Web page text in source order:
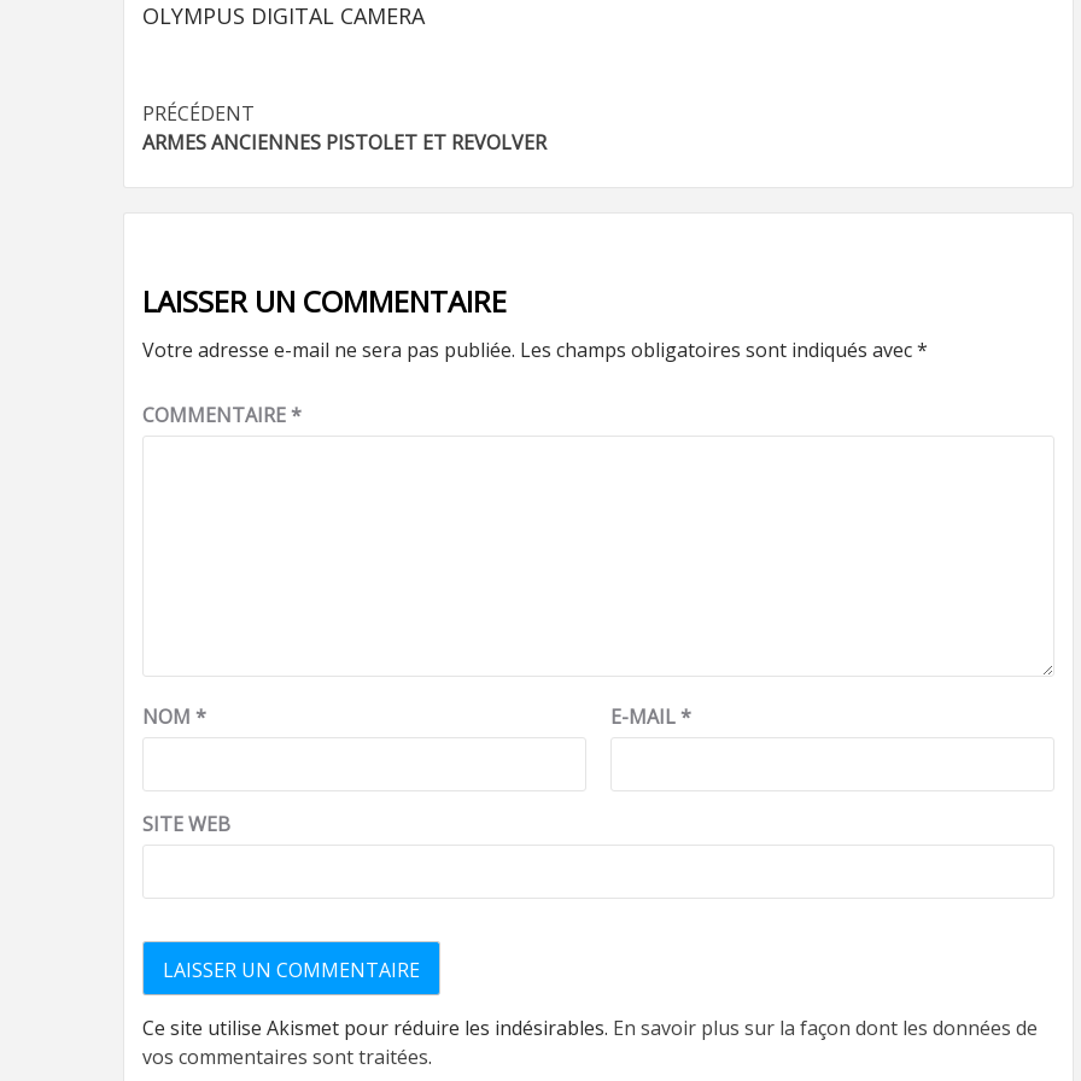
OLYMPUS DIGITAL CAMERA
Navigation
d’article
PRÉCÉDENT
ARMES ANCIENNES PISTOLET ET REVOLVER
LAISSER UN COMMENTAIRE
Votre adresse e-mail ne sera pas publiée. Les champs obligatoires sont indiqués avec*
COMMENTAIRE*
NOM * E-MAIL*
SITE WEB
Ce site utilise Akismet pour réduire les indésirables. En savoir plus sur la façon dont les données de
vos commentaires sont traitées.